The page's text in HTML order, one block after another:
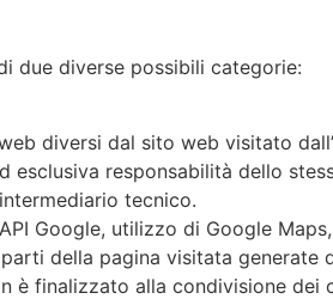
due diverse possibili categorie:
diversi dal sito web visitato
responsabilità dello
tecnico.
Google, utilizzo di Google
della pagina visitata generate
è finalizzato alla condivisione dei